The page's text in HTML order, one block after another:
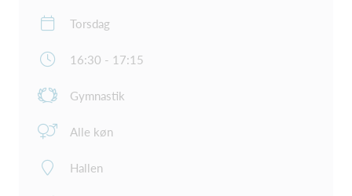
Torsdag
16:30 - 17:15
Gymnastik
Alle køn
Hallen